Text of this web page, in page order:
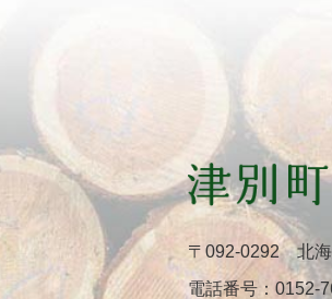
〒092-0292 北海
電話番号： 0152-